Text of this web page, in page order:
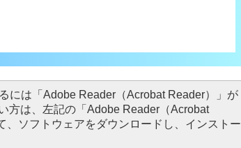
には「Adobe Reader（Acrobat Reader）」が
方は、左記の「Adobe Reader（Acrobat
ソフトウェアをダウンロードし、インストー